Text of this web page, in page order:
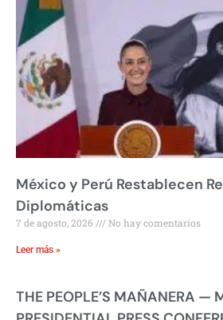
México y Perú Restablecen
Diplomáticas
7 de agosto, 2026 No hay comentarios
Leer más »
THE PEOPLE’S MAÑANERA —